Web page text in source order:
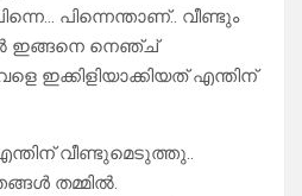
പിന്നെന്താണ്.. വീണ്ടും
ഇങ്ങനെ നെഞ്ച്
ഇക്കിളിയാക്കിയത് എന്തിന്
വീണ്ടുമെടുത്തു..
തമ്മിൽ.